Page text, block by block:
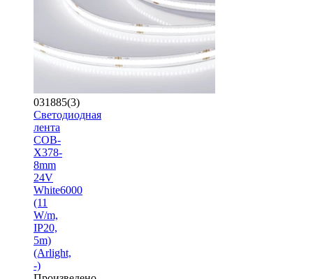
031885(3)
Светодиодная
лента
COB-
X378-
8mm
24V
White6000
(11
W/m,
IP20,
5m)
(Arlight,
-)